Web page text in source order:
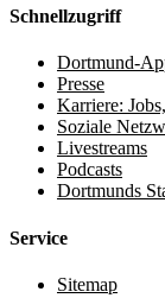
Schnellzugriff
Dortmund-
Presse
Karriere:
Soziale
Livestreams
Podcasts
Dortmunds
Service
Sitemap